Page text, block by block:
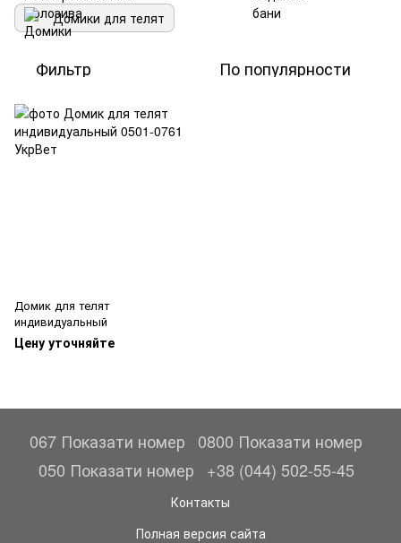
Домики для телят
Фильтр По популярности
Домик для телят
индивидуальный
Цену уточняйте
067 Показати номер
0800 Показати номер
050 Показати номер
+38 (044) 502-55-45
Контакты
Полная версия сайта